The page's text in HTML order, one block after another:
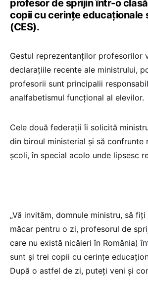
profesor de sprijin într-o
copii cu cerințe educaționale
(CES).
Gestul reprezentanților profesorilor
declarațiile recente ale ministrului,
profesorii sunt principalii
analfabetismul funcțional al elevilor.
Cele două federații îi solicită
din biroul ministerial și să confrunte
școli, în special acolo unde lipsesc
„Vă invităm, domnule ministru, să
măcar pentru o zi, profesorul de
care nu există nicăieri în România)
sunt și trei copii cu cerințe
După o astfel de zi, puteți veni și